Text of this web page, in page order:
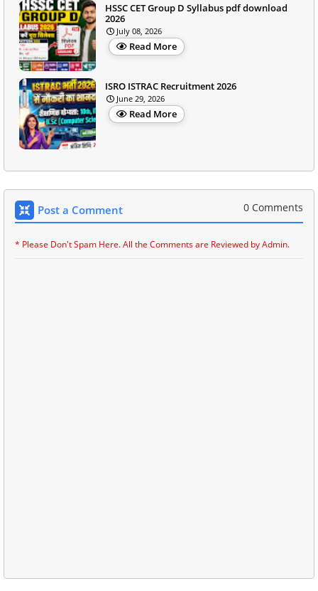
HSSC CET Group D Syllabus pdf download
2026
July 08, 2026
Read More
ISRO ISTRAC Recruitment 2026
June 29, 2026
Read More
Post a Comment 0 Comments
* Please Don't Spam Here. All the Comments are Reviewed by Admin.